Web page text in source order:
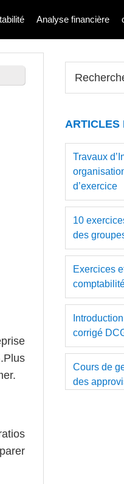
Analyse financière
Barre
latérale
dans
Web
ARTICLES
Travaux
d’exercice
10
des
Exercices
corrigé
Cours de
des